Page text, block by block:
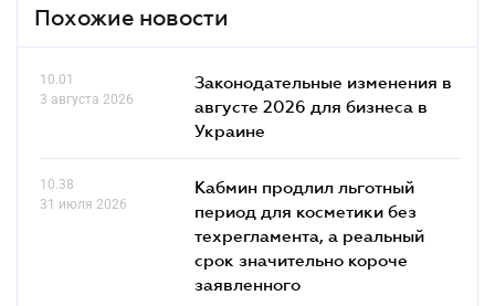
Похожие новости
10.01
3 августа 2026
Законодательные изменения в
августе 2026 для бизнеса в
Украине
10.38
31 июля 2026
Кабмин продлил льготный
период для косметики без
техрегламента, а реальный
срок значительно короче
заявленного